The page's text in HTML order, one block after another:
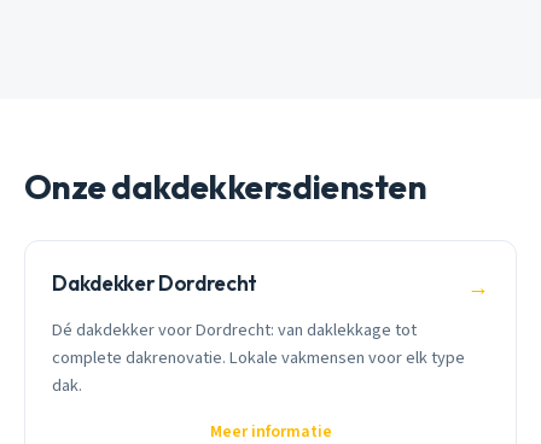
Onze dakdekkersdiensten
Dakdekker Dordrecht →
Dé dakdekker voor Dordrecht: van daklekkage tot
complete dakrenovatie. Lokale vakmensen voor elk type
dak.
Meer informatie